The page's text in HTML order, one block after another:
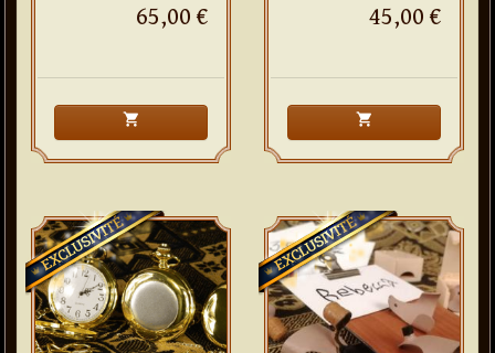
65,00 €
shopping_cart
45,00 €
shopping_cart